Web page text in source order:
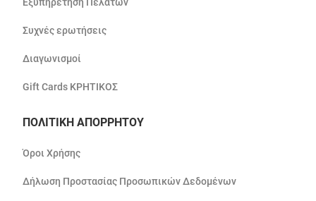
Συχνές ερωτήσεις
Διαγωνισμοί
Gift Cards ΚΡΗΤΙΚΟΣ
ΠΟΛΙΤΙΚΗ ΑΠΟΡΡΗΤΟΥ
Όροι Χρήσης
Δήλωση Προστασίας Προσωπικών Δεδομένων